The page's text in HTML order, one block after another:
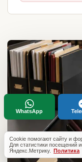
Cookie помогают сайту и
Для статистики посещений
Яндекс.Метрику. Политика
WhatsApp